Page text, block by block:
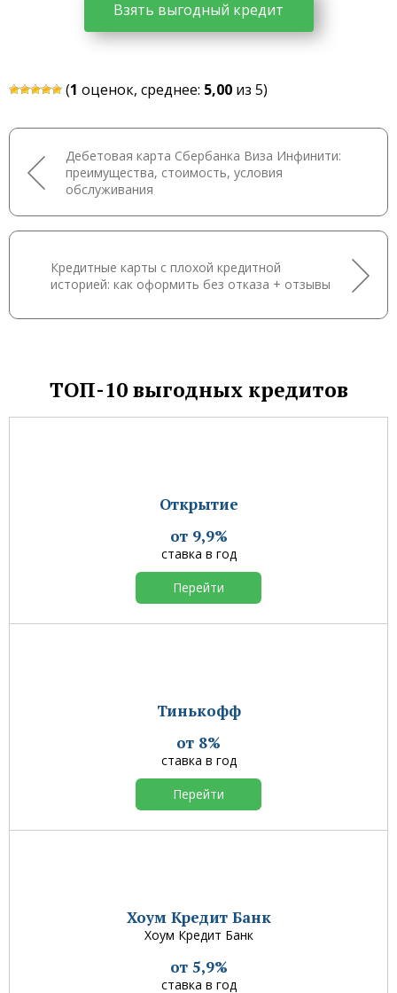
Взять выгодный кредит
(1 оценок, среднее: 5,00 из 5)
Дебетовая карта Сбербанка Виза Инфинити:
преимущества, стоимость, условия
обслуживания
Кредитные карты с плохой кредитной
историей: как оформить без отказа + отзывы
ТОП-10 выгодных кредитов
Открытие
от 9,9%
ставка в год
Перейти
Тинькофф
от 8%
ставка в год
Перейти
Хоум Кредит Банк
Хоум Кредит Банк
от 5,9%
ставка в год